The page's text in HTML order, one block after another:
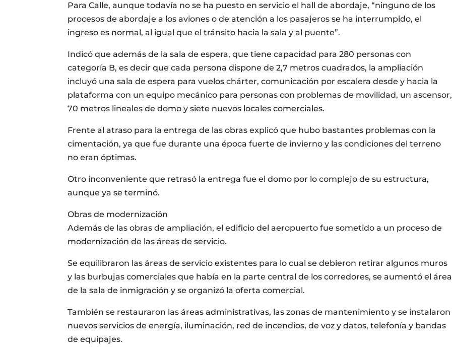
Para Calle, aunque todavía no se ha puesto en servicio el hall de abordaje, “ninguno de los
procesos de abordaje a los aviones o de atención a los pasajeros se ha interrumpido, el
ingreso es normal, al igual que el tránsito hacia la sala y al puente”.
Indicó que además de la sala de espera, que tiene capacidad para 280 personas con
categoría B, es decir que cada persona dispone de 2,7 metros cuadrados, la ampliación
incluyó una sala de espera para vuelos chárter, comunicación por escalera desde y hacia la
plataforma con un equipo mecánico para personas con problemas de movilidad, un ascensor,
70 metros lineales de domo y siete nuevos locales comerciales.
Frente al atraso para la entrega de las obras explicó que hubo bastantes problemas con la
cimentación, ya que fue durante una época fuerte de invierno y las condiciones del terreno
no eran óptimas.
Otro inconveniente que retrasó la entrega fue el domo por lo complejo de su estructura,
aunque ya se terminó.
Obras de modernización
Además de las obras de ampliación, el edificio del aeropuerto fue sometido a un proceso de
modernización de las áreas de servicio.
Se equilibraron las áreas de servicio existentes para lo cual se debieron retirar algunos muros
y las burbujas comerciales que había en la parte central de los corredores, se aumentó el área
de la sala de inmigración y se organizó la oferta comercial.
También se restauraron las áreas administrativas, las zonas de mantenimiento y se instalaron
nuevos servicios de energía, iluminación, red de incendios, de voz y datos, telefonía y bandas
de equipajes.